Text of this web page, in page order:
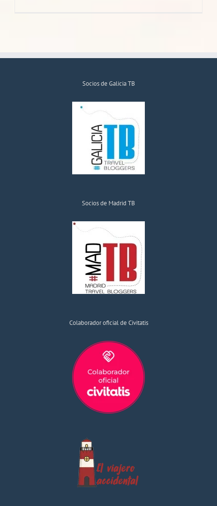
Socios de Galicia TB
Socios de Madrid TB
Colaborador oficial de Civitatis